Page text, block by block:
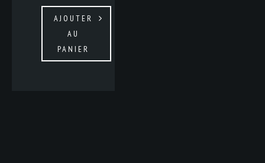
AJOUTER
AU
PANIER